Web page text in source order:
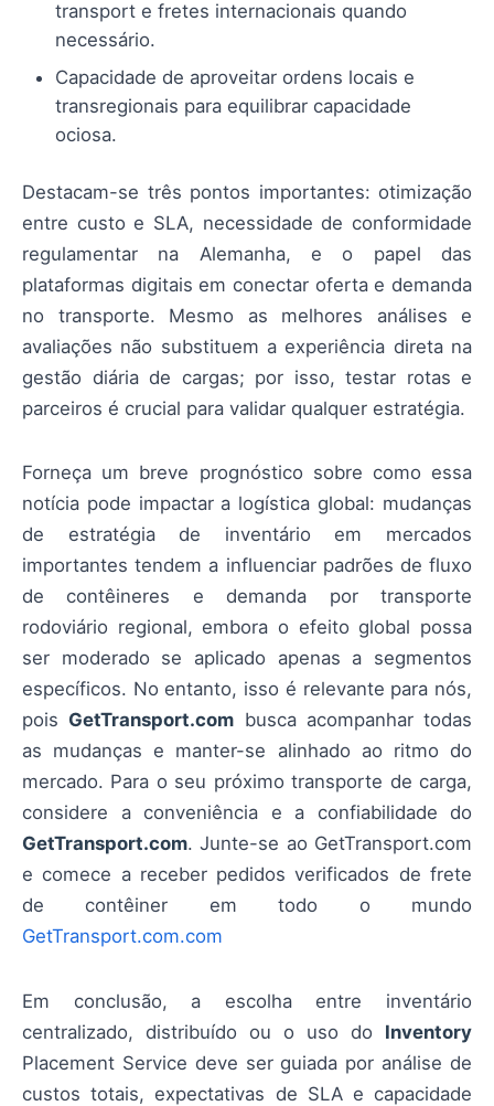
transport e fretes internacionais quando
necessário.
Capacidade de aproveitar ordens locais e
transregionais para equilibrar capacidade
ociosa.
Destacam-se três pontos importantes: otimização
entre custo e SLA, necessidade de conformidade
regulamentar na Alemanha, e o papel das
plataformas digitais em conectar oferta e demanda
no transporte. Mesmo as melhores análises e
avaliações não substituem a experiência direta na
gestão diária de cargas; por isso, testar rotas e
parceiros é crucial para validar qualquer estratégia.
Forneça um breve prognóstico sobre como essa
notícia pode impactar a logística global: mudanças
de estratégia de inventário em mercados
importantes tendem a influenciar padrões de fluxo
de contêineres e demanda por transporte
rodoviário regional, embora o efeito global possa
ser moderado se aplicado apenas a segmentos
específicos. No entanto, isso é relevante para nós,
pois GetTransport.com busca acompanhar todas
as mudanças e manter-se alinhado ao ritmo do
mercado. Para o seu próximo transporte de carga,
considere a conveniência e a confiabilidade do
GetTransport.com. Junte-se ao GetTransport.com
e comece a receber pedidos verificados de frete
de contêiner em todo o mundo
GetTransport.com.com
Em conclusão, a escolha entre inventário
centralizado, distribuído ou o uso do Inventory
Placement Service deve ser guiada por análise de
custos totais, expectativas de SLA e capacidade